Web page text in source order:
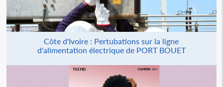
Côte d'Ivoire : Pertubations sur la ligne
d'alimentation électrique de PORT BOUET